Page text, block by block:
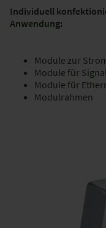
Individuell
Anwendung:
Module zur
Module für
Module für
Modulrahmen